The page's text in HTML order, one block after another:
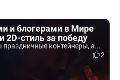
и блогерами в Мире
2D-стиль за победу
праздничные контейнеры, а...
2